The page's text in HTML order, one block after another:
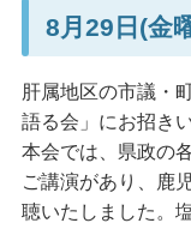
8月29日(金
肝属地区の市議・
語る会」にお招き
本会では、県政の
ご講演があり、鹿
聴いたしました。